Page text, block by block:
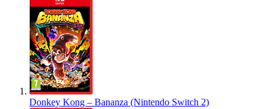
Donkey Kong – Bananza (Nintendo Switch 2)